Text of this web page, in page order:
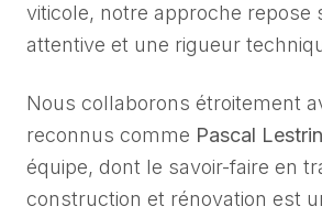
viticole, notre approche repose
attentive et une rigueur
Nous collaborons étroitement
reconnus comme Pascal
équipe, dont le savoir-faire en
construction et rénovation est